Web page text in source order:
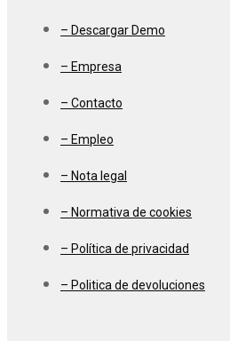
– Descargar Demo
– Empresa
– Contacto
– Empleo
– Nota legal
– Normativa de cookies
– Política de privacidad
– Politica de devoluciones